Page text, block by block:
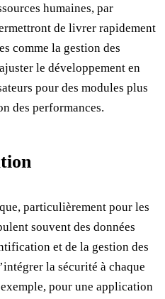
humaines, par
de livrer rapidement
comme la gestion des
le développement en
pour des modules plus
des performances.
particulièrement pour les
souvent des données
et de la gestion des
la sécurité à chaque
pour une application